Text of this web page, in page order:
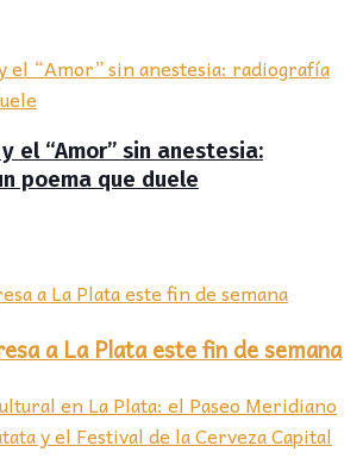
el “Amor” sin anestesia:
poema que duele
a La Plata este fin de semana